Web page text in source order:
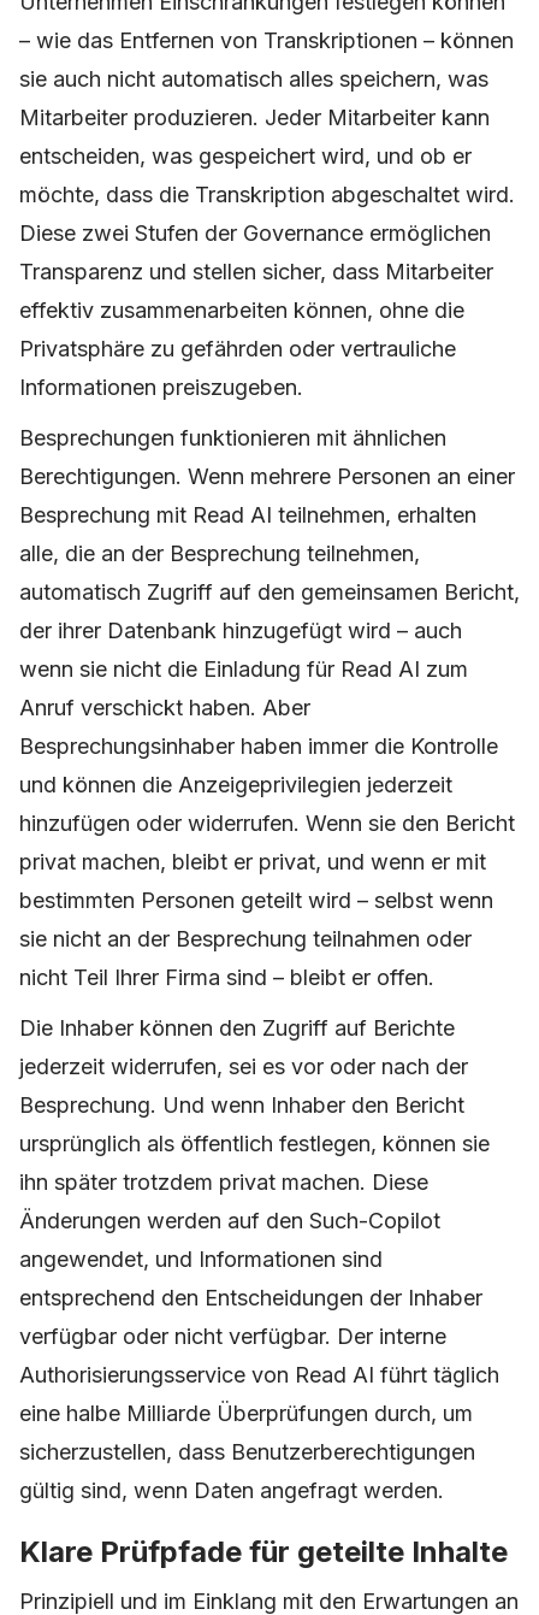
– wie das Entfernen von Transkriptionen – können
sie auch nicht automatisch alles speichern, was
Mitarbeiter produzieren. Jeder Mitarbeiter kann
entscheiden, was gespeichert wird, und ob er
möchte, dass die Transkription abgeschaltet wird.
Diese zwei Stufen der Governance ermöglichen
Transparenz und stellen sicher, dass Mitarbeiter
effektiv zusammenarbeiten können, ohne die
Privatsphäre zu gefährden oder vertrauliche
Informationen preiszugeben.
Besprechungen funktionieren mit ähnlichen
Berechtigungen. Wenn mehrere Personen an einer
Besprechung mit Read AI teilnehmen, erhalten
alle, die an der Besprechung teilnehmen,
automatisch Zugriff auf den gemeinsamen Bericht,
der ihrer Datenbank hinzugefügt wird – auch
wenn sie nicht die Einladung für Read AI zum
Anruf verschickt haben. Aber
Besprechungsinhaber haben immer die Kontrolle
und können die Anzeigeprivilegien jederzeit
hinzufügen oder widerrufen. Wenn sie den Bericht
privat machen, bleibt er privat, und wenn er mit
bestimmten Personen geteilt wird – selbst wenn
sie nicht an der Besprechung teilnahmen oder
nicht Teil Ihrer Firma sind – bleibt er offen.
Die Inhaber können den Zugriff auf Berichte
jederzeit widerrufen, sei es vor oder nach der
Besprechung. Und wenn Inhaber den Bericht
ursprünglich als öffentlich festlegen, können sie
ihn später trotzdem privat machen. Diese
Änderungen werden auf den Such-Copilot
angewendet, und Informationen sind
entsprechend den Entscheidungen der Inhaber
verfügbar oder nicht verfügbar. Der interne
Authorisierungsservice von Read AI führt täglich
eine halbe Milliarde Überprüfungen durch, um
sicherzustellen, dass Benutzerberechtigungen
gültig sind, wenn Daten angefragt werden.
Klare Prüfpfade für geteilte Inhalte
Prinzipiell und im Einklang mit den Erwartungen an